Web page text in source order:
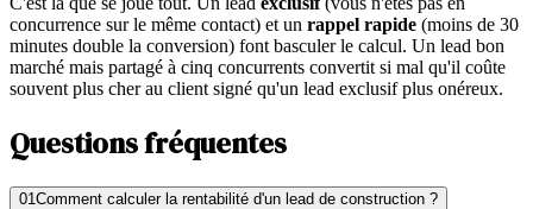
concurrence sur le même contact) et un rappel rapide (moins de 30
minutes double la conversion) font basculer le calcul. Un lead bon
marché mais partagé à cinq concurrents convertit si mal qu'il coûte
souvent plus cher au client signé qu'un lead exclusif plus onéreux.
Questions fréquentes
01Comment calculer la rentabilité d'un lead de construction ?